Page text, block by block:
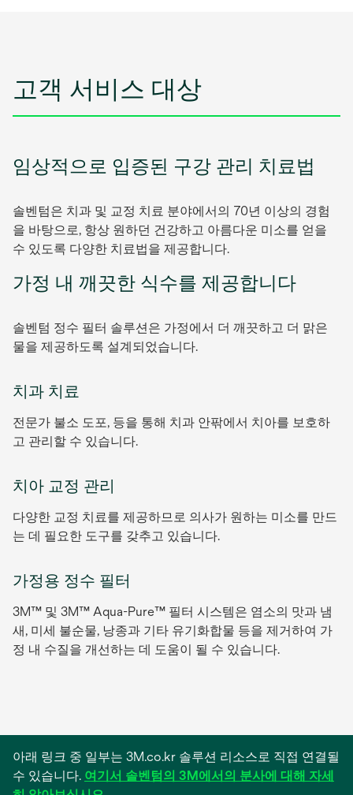
고객 서비스 대상
임상적으로 입증된 구강 관리 치료법
솔벤텀은 치과 및 교정 치료 분야에서의 70년 이상의 경험
을 바탕으로, 항상 원하던 건강하고 아름다운 미소를 얻을
수 있도록 다양한 치료법을 제공합니다.
가정 내 깨끗한 식수를 제공합니다
솔벤텀 정수 필터 솔루션은 가정에서 더 깨끗하고 더 맑은
물을 제공하도록 설계되었습니다.
치과 치료
전문가 불소 도포, 등을 통해 치과 안팎에서 치아를 보호하
고 관리할 수 있습니다.
치아 교정 관리
다양한 교정 치료를 제공하므로 의사가 원하는 미소를 만드
는 데 필요한 도구를 갖추고 있습니다.
가정용 정수 필터
3M™ 및 3M™ Aqua-Pure™ 필터 시스템은 염소의 맛과 냄
새, 미세 불순물, 낭종과 기타 유기화합물 등을 제거하여 가
정 내 수질을 개선하는 데 도움이 될 수 있습니다.
아래 링크 중 일부는 3M.co.kr 솔루션 리소스로 직접 연결될
수 있습니다. 여기서 솔벤텀의 3M에서의 분사에 대해 자세